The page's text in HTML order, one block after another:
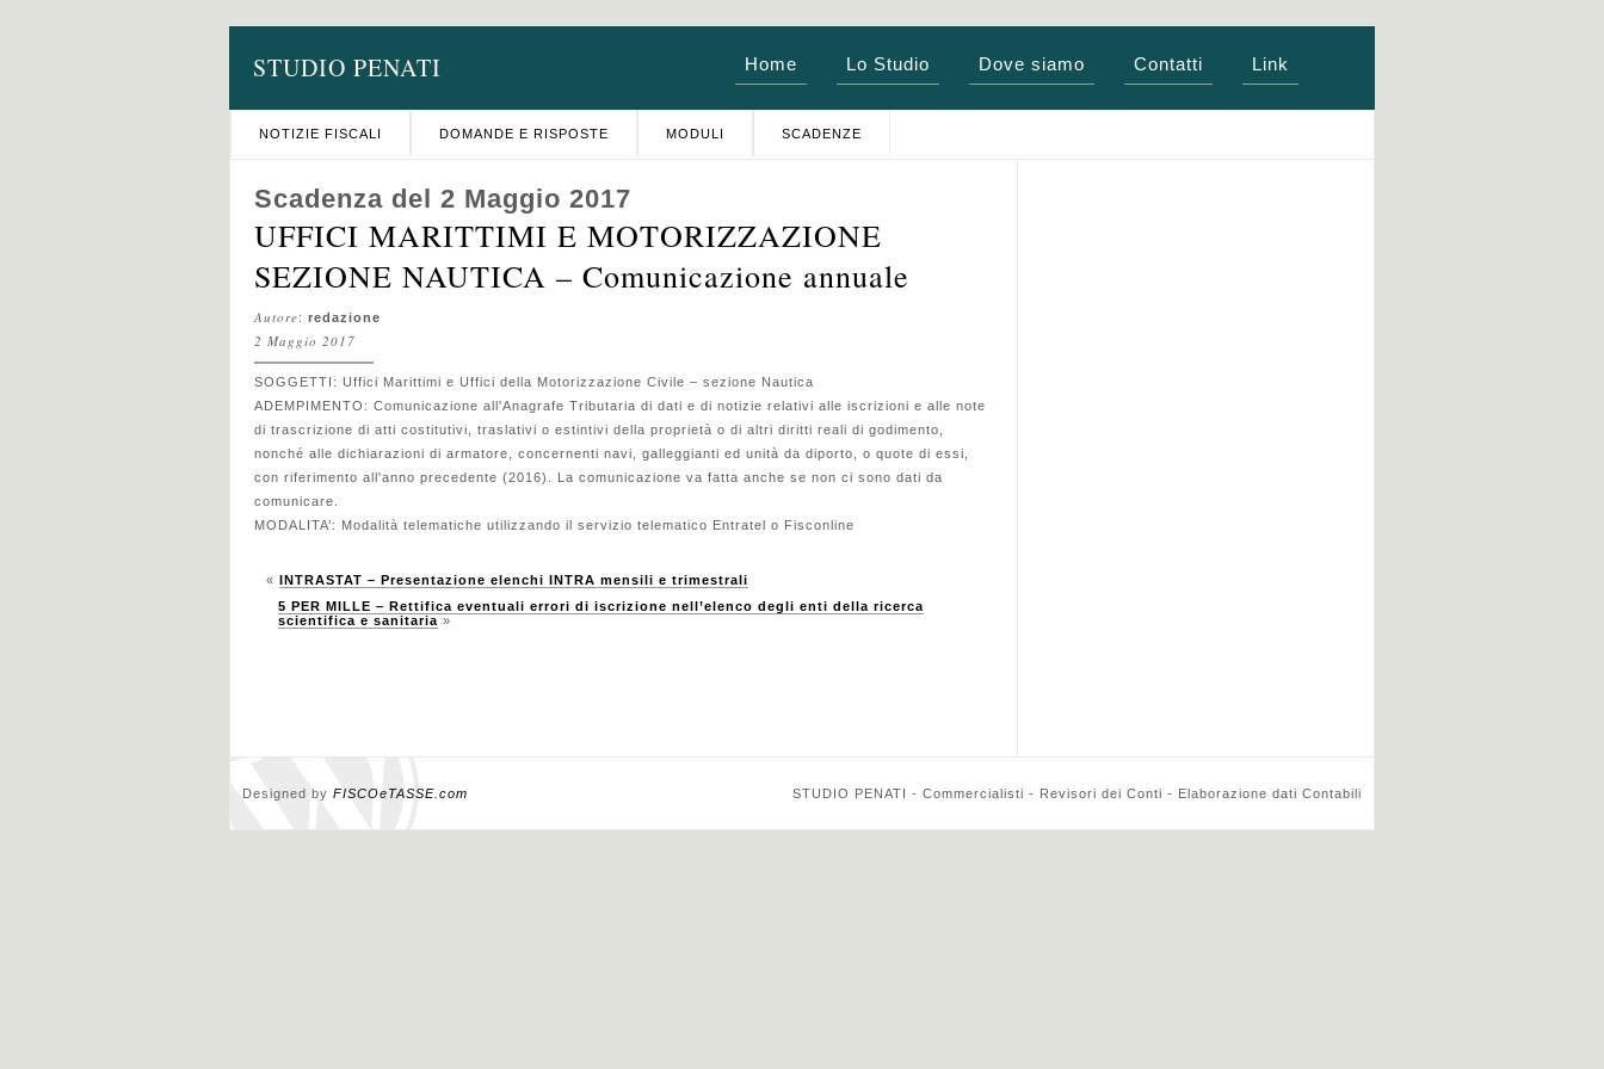
STUDIO PENATI Home Lo Studio Dove siamo Contatti Link
NOTIZIE FISCALI DOMANDE E RISPOSTE MODULI SCADENZE
Scadenza del 2 Maggio 2017
UFFICI MARITTIMI E MOTORIZZAZIONE
SEZIONE NAUTICA – Comunicazione annuale
Autore: redazione
2 Maggio 2017
SOGGETTI: Uffici Marittimi e Uffici della Motorizzazione Civile – sezione Nautica
ADEMPIMENTO: Comunicazione all'Anagrafe Tributaria di dati e di notizie relativi alle iscrizioni e alle note
di trascrizione di atti costitutivi, traslativi o estintivi della proprietà o di altri diritti reali di godimento,
nonché alle dichiarazioni di armatore, concernenti navi, galleggianti ed unità da diporto, o quote di essi,
con riferimento all'anno precedente (2016). La comunicazione va fatta anche se non ci sono dati da
comunicare.
MODALITA’: Modalità telematiche utilizzando il servizio telematico Entratel o Fisconline
« INTRASTAT – Presentazione elenchi INTRA mensili e trimestrali
5 PER MILLE – Rettifica eventuali errori di iscrizione nell’elenco degli enti della ricerca
scientifica e sanitaria »
Designed by FISCOeTASSE.com STUDIO PENATI - Commercialisti - Revisori dei Conti - Elaborazione dati Contabili